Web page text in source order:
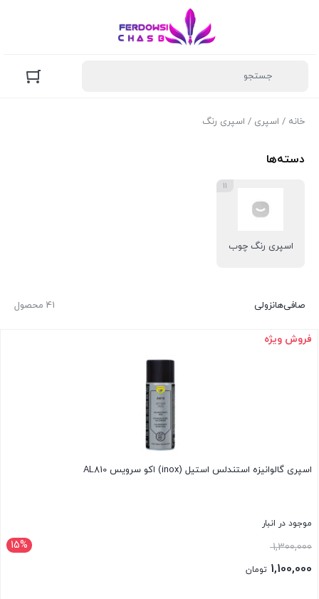
خانه / اسپری / اسپری رنگ
دسته‌ها
اسپری رنگ چوب
11
41 محصول صافی‌هانزولی
فروش ویژه
اسپری گالوانیزه استندلس استیل (inox) اکو سرویس AL810
موجود در انبار
15% 1,300,000قیمت
اصلی: 1,100,000 تومان